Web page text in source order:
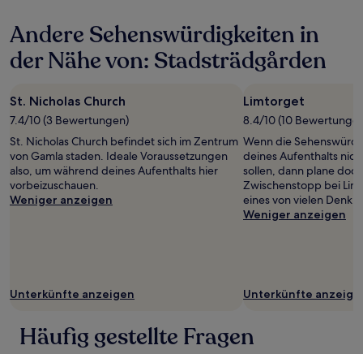
Andere Sehenswürdigkeiten in
der Nähe von: Stadsträdgården
St. Nicholas Church
7.4/10 (3 Bewertungen)
St. Nicholas Church befindet sich im Zentrum
von Gamla staden. Ideale Voraussetzungen
also, um während deines Aufenthalts hier
vorbeizuschauen.
Weniger anzeigen
Unterkünfte anzeigen
Limtorget
8.4/10 (10
Wenn die
deines Aufenthalts
sollen, dann plane
Zwischenstopp bei
eines von vielen
Weniger anzeigen
Unterkünfte
Häufig gestellte Fragen